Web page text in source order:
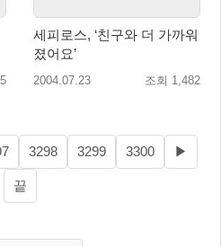
세피로스, ‘친구와 더 가까워
졌어요’
2004.07.23 조회 1,482
3298 3299 3300 ▶
끝